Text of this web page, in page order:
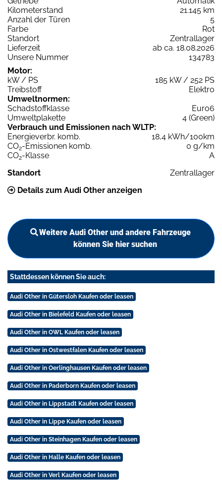
Kilometerstand
21.145 km
Anzahl der Türen
5
Farbe
Rot
Standort
Zentrallager
Lieferzeit
ab ca. 18.08.2026
Unsere Nummer
134783
Motor:
kW / PS
185 kW / 252 PS
Treibstoff
Elektro
Umweltnormen:
Schadstoffklasse
Euro6
Umweltplakette
4 (Green)
Verbrauch und Emissionen nach WLTP:
Energieverbr. komb.
18,4 kWh/100km
CO2-Emissionen komb.
0 g/km
CO2-Klasse
A
Standort
Zentrallager
Details zum Audi Other anzeigen
Weitere Audi Other und andere Fahrzeuge
können Sie hier suchen
Stattdessen können Sie auch:
Audi Other in Gütersloh Kaufen oder leasen
Audi Other in Bielefeld Kaufen oder leasen
Audi Other in OWL Kaufen oder leasen
Audi Other in Ostwestfalen Kaufen oder leasen
Audi Other in Oerlinghausen Kaufen oder leasen
Audi Other in Paderborn Kaufen oder leasen
Audi Other in Lippstadt Kaufen oder leasen
Audi Other in Lippe Kaufen oder leasen
Audi Other in Steinhagen Kaufen oder leasen
Audi Other in Halle Kaufen oder leasen
Audi Other in Verl Kaufen oder leasen